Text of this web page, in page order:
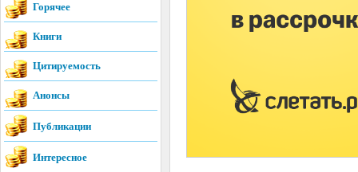
Горячее
Книги
Цитируемость
Анонсы
Публикации
Интересное